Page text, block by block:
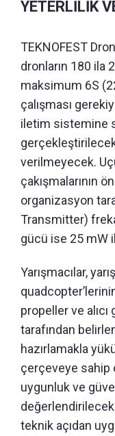
YETERLİLİK
TEKNOFEST
dronların 180 ila
maksimum 6S
çalışması
iletim sistemine
verilmeyecek.
çakışmalarının
organizasyon
Transmitter)
gücü ise 25 mW
Yarışmacılar,
propeller ve
tarafından
hazırlamakla
çerçeveye sahip
uygunluk ve
teknik açıdan